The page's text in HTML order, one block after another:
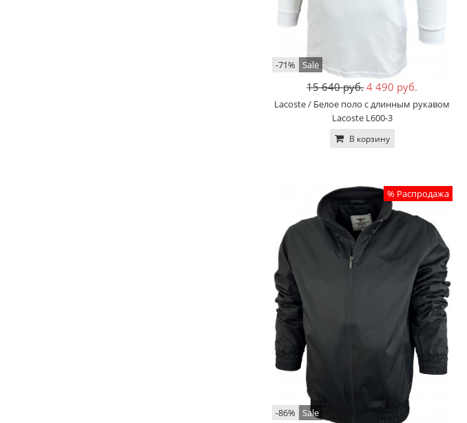
-71% Sale
15 640 руб. 4 490 руб.
Lacoste / Белое поло с длинным рукавом
Lacoste L600-3
В корзину
% Распродажа
-86% Sale